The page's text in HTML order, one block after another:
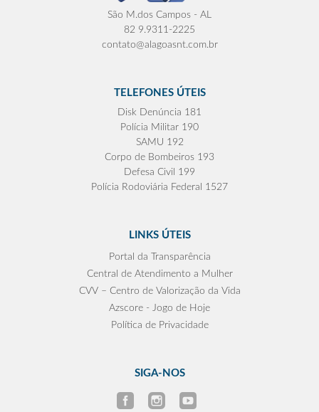
São M.dos Campos - AL
82 9.9311-2225
contato@alagoasnt.com.br
TELEFONES ÚTEIS
Disk Denúncia 181
Polícia Militar 190
SAMU 192
Corpo de Bombeiros 193
Defesa Civil 199
Polícia Rodoviária Federal 1527
LINKS ÚTEIS
Portal da Transparência
Central de Atendimento a Mulher
CVV – Centro de Valorização da Vida
Azscore - Jogo de Hoje
Política de Privacidade
SIGA-NOS